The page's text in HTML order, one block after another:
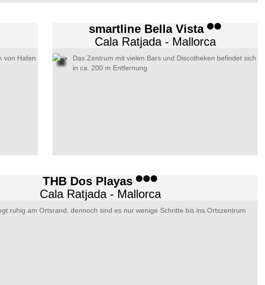
von Hafen
smartline Bella Vista
Cala Ratjada - Mallorca
Das Zentrum mit vielen Bars und Discotheken befindet sich
in ca. 200 m Entfernung
THB Dos Playas
Cala Ratjada - Mallorca
ruhig am Ortsrand, dennoch sind es nur wenige Schritte bis ins Ortszentrum